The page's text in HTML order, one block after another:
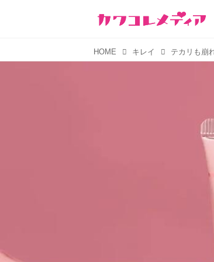
HOME キレイ